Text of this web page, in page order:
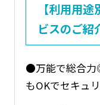
【利用用
ビスのご紹
●万能で総合力
もOKでセキュ